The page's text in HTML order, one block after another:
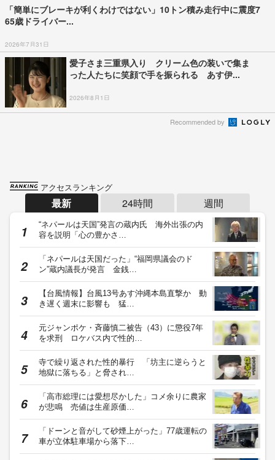
「簡単にブレーキが利くわけではない」10トン積み走行中に震度7
65歳ドライバー...
2026年7月31日
愛子さま三重県入り クリーム色の装いで集ま
った人たちに笑顔で手を振られる あす伊...
2026年8月1日
Recommended by
アクセスランキング
最新 24時間 週間
“ネパールは天国”発言の蔵内氏 海外出張の内
容を説明「心の豊かさ…
「ネパールは天国だった」“福岡県議会のド
ン”蔵内議長が発言 金銭…
【台風情報】台風13号あす沖縄本島直撃か 動
き遅く週末に影響も 猛…
元ジャンポケ・斉藤慎二被告（43）に懲役7年
を求刑 ロケバス内で性的…
寺で繰り返された性的暴行 「坊主に逆らうと
地獄に落ちる」と脅され…
「高市総理には愛想尽かした」コメ余りに農家
が悲鳴 売値は生産原価…
「ドーンと音がして砂煙上がった」77歳運転の
車が立体駐車場から落下…